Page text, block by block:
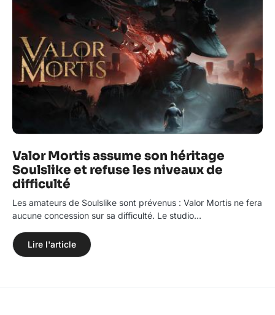
Valor Mortis assume son héritage
Soulslike et refuse les niveaux de
difficulté
Les amateurs de Soulslike sont prévenus : Valor Mortis ne fera
aucune concession sur sa difficulté. Le studio…
Lire l'article